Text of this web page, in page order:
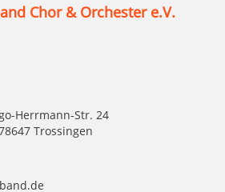
Chor & Orchester e.V.
Herrmann-Str. 24
Trossingen